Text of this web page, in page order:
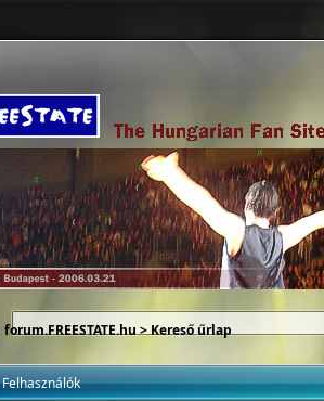
forum.FREESTATE.hu> Kereső űrlap
Felhasználók